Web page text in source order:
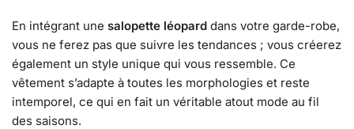
En intégrant une salopette léopard dans votre garde-robe,
vous ne ferez pas que suivre les tendances ; vous créerez
également un style unique qui vous ressemble. Ce
vêtement s’adapte à toutes les morphologies et reste
intemporel, ce qui en fait un véritable atout mode au fil
des saisons.